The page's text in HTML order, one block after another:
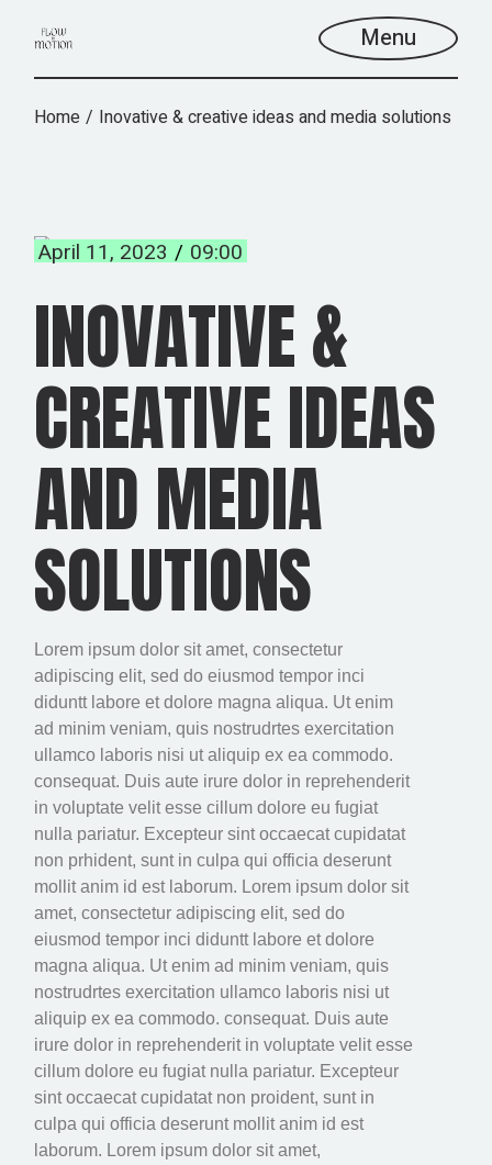
Menu
Home Inovative & creative ideas and media solutions
April 11, 2023 09:00
INOVATIVE &
CREATIVE IDEAS
AND MEDIA
SOLUTIONS
Lorem ipsum dolor sit amet, consectetur
adipiscing elit, sed do eiusmod tempor inci
diduntt labore et dolore magna aliqua. Ut enim
ad minim veniam, quis nostrudrtes exercitation
ullamco laboris nisi ut aliquip ex ea commodo.
consequat. Duis aute irure dolor in reprehenderit
in voluptate velit esse cillum dolore eu fugiat
nulla pariatur. Excepteur sint occaecat cupidatat
non prhident, sunt in culpa qui officia deserunt
mollit anim id est laborum. Lorem ipsum dolor sit
amet, consectetur adipiscing elit, sed do
eiusmod tempor inci diduntt labore et dolore
magna aliqua. Ut enim ad minim veniam, quis
nostrudrtes exercitation ullamco laboris nisi ut
aliquip ex ea commodo. consequat. Duis aute
irure dolor in reprehenderit in voluptate velit esse
cillum dolore eu fugiat nulla pariatur. Excepteur
sint occaecat cupidatat non proident, sunt in
culpa qui officia deserunt mollit anim id est
laborum. Lorem ipsum dolor sit amet,